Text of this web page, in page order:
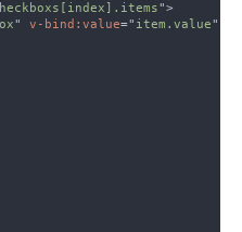
" v-bind:value=" item.value"